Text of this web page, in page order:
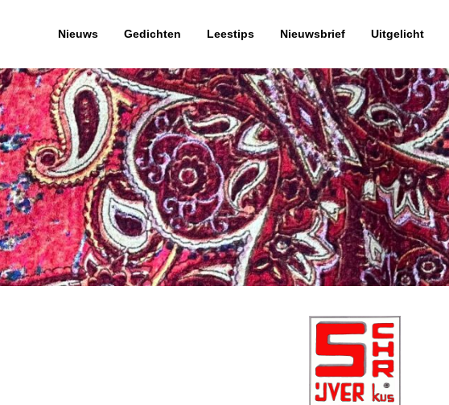
Nieuws Gedichten Leestips Nieuwsbrief Uitgelicht